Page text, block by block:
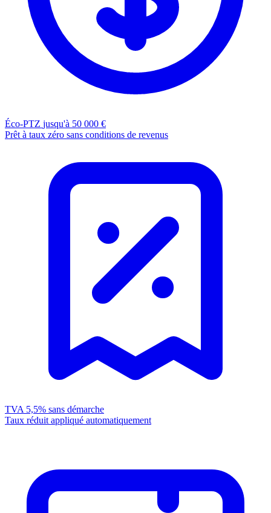
Éco-PTZ jusqu'à 50 000 €
Prêt à taux zéro sans conditions de revenus
TVA 5,5% sans démarche
Taux réduit appliqué automatiquement